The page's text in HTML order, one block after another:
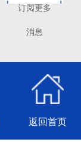
订阅更多
消息
返回首页